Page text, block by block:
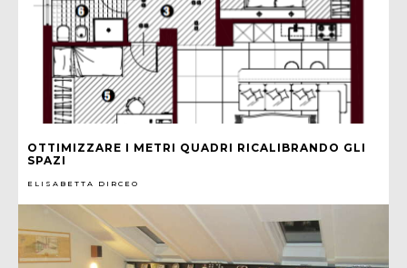
OTTIMIZZARE I METRI QUADRI RICALIBRANDO GLI
SPAZI
ELISABETTA DIRCEO